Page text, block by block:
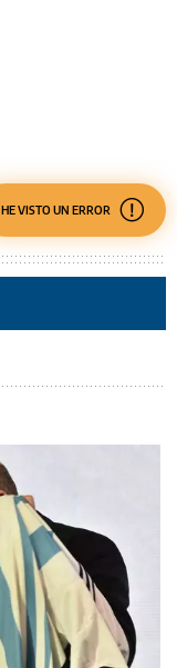
HE VISTO UN ERROR